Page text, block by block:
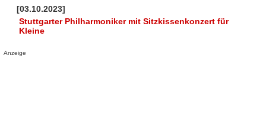
[03.10.2023]
Stuttgarter Philharmoniker mit Sitzkissenkonzert für
Kleine
Anzeige